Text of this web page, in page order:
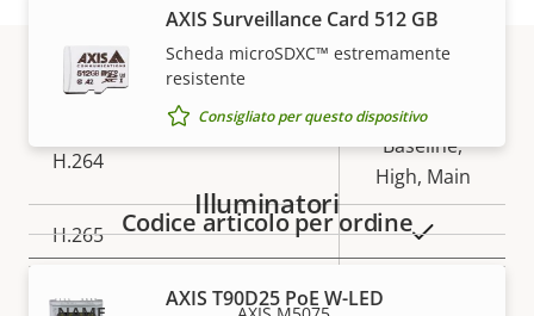
Compressione
Descrizione
proprietà
Valore
della
proprietà
Zipstream
H.264
Baseline,
High, Main
H.265 Sì
AV1
AXIS Surveillance Card 512 GB
Scheda microSDXC™ estremamente
resistente
Consigliato per questo dispositivo
Illuminatori
AXIS T90D25 PoE W-LED
Codici
Codice articolo per ordine